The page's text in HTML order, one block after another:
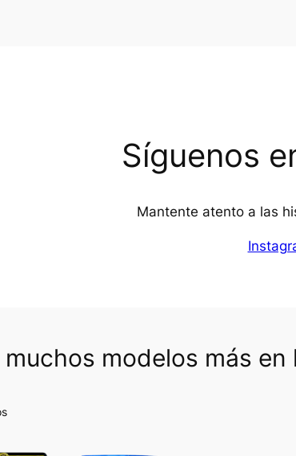
Síguenos
Mantente atento a las
modelos más